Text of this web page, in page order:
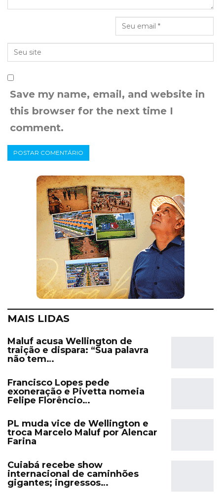
Save my name, email, and website in
this browser for the next time I
comment.
MAIS LIDAS
Maluf acusa Wellington de
traição e dispara: “Sua palavra
não tem…
Francisco Lopes pede
exoneração e Pivetta nomeia
Felipe Florêncio…
PL muda vice de Wellington e
troca Marcelo Maluf por Alencar
Farina
Cuiabá recebe show
internacional de caminhões
gigantes; ingressos…